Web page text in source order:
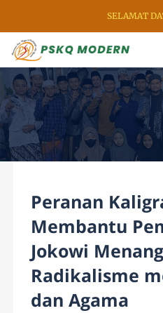
SELAMAT
Peranan
Membantu
Jokowi
Radikalisme
dan Agama